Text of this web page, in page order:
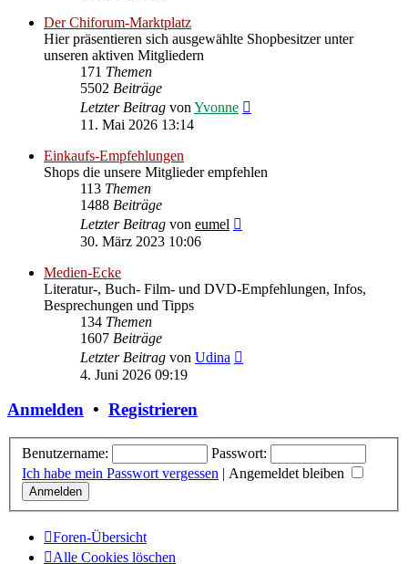
Der Chiforum-Marktplatz
Hier präsentieren sich ausgewählte Shopbesitzer unter
unseren aktiven Mitgliedern
171 Themen
5502 Beiträge
Letzter Beitrag von Yvonne
11. Mai 2026 13:14
Einkaufs-Empfehlungen
Shops die unsere Mitglieder empfehlen
113 Themen
1488 Beiträge
Letzter Beitrag von eumel
30. März 2023 10:06
Medien-Ecke
Literatur-, Buch- Film- und DVD-Empfehlungen, Infos,
Besprechungen und Tipps
134 Themen
1607 Beiträge
Letzter Beitrag von Udina
4. Juni 2026 09:19
Anmelden • Registrieren
Benutzername:
Passwort:
Ich habe mein Passwort vergessen | Angemeldet bleiben
Foren-Übersicht
Alle Cookies löschen